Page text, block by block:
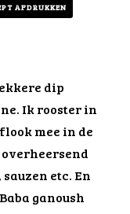
AFDRUKKEN
dip
Ik rooster in
mee in de
etc. En
ganoush